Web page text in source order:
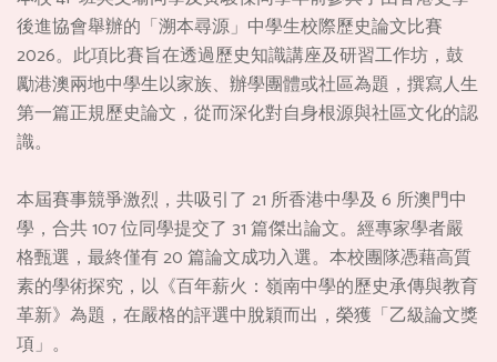
後進協會舉辦的「溯本尋源」中學生校際歷史論文比賽
2026。此項比賽旨在透過歷史知識講座及研習工作坊，鼓
勵港澳兩地中學生以家族、辦學團體或社區為題，撰寫人生
第一篇正規歷史論文，從而深化對自身根源與社區文化的認
識。
本屆賽事競爭激烈，共吸引了 21 所香港中學及 6 所澳門中
學，合共 107 位同學提交了 31 篇傑出論文。經專家學者嚴
格甄選，最終僅有 20 篇論文成功入選。本校團隊憑藉高質
素的學術探究，以《百年薪火：嶺南中學的歷史承傳與教育
革新》為題，在嚴格的評選中脫穎而出，榮獲「乙級論文獎
項」。